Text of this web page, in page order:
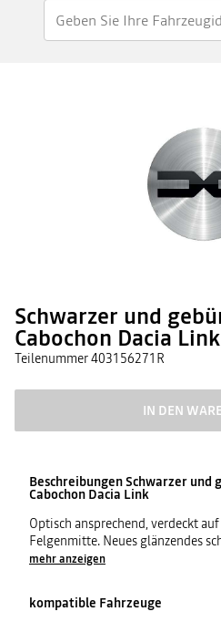
Schwarzer und
Cabochon Dacia Link
Teilenummer403156271R
IN DEN
BeschreibungenSchwarzer und
Cabochon Dacia Link
Optisch ansprechend, verdeckt
Felgenmitte. Neues glänzendes
mehr anzeigen
kompatible Fahrzeuge